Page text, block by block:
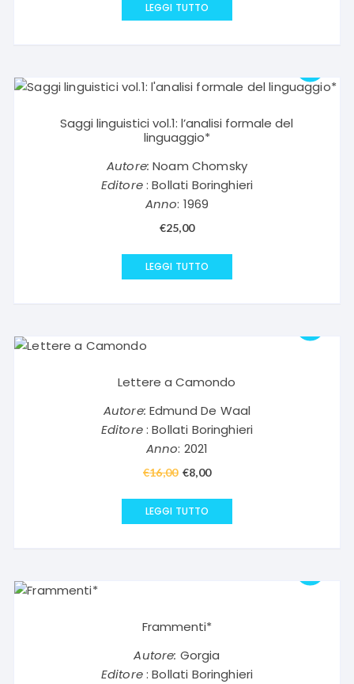
LEGGI TUTTO
Saggi linguistici vol.1: l’analisi formale del
linguaggio*
Autore: Noam Chomsky
Editore: Bollati Boringhieri
Anno: 1969
€25,00
LEGGI TUTTO
Lettere a Camondo
Autore: Edmund De Waal
Editore: Bollati Boringhieri
Anno: 2021
€16,00 Il
originale
€8,00Il
LEGGI TUTTO
Frammenti*
Autore: Gorgia
Editore: Bollati Boringhieri